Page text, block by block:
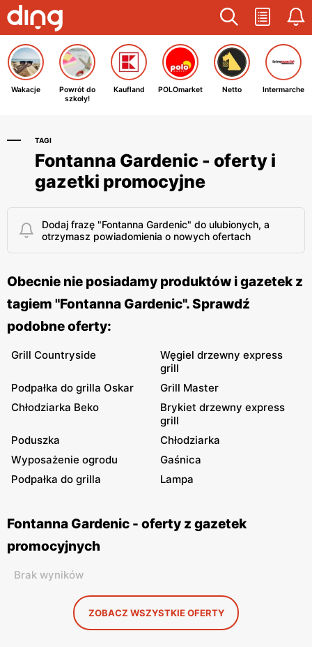
Wakacje
Powrót do
szkoły!
Kaufland POLOmarket Netto Intermarche
TAGI
Fontanna Gardenic - oferty i
gazetki promocyjne
Dodaj frazę "Fontanna Gardenic" do ulubionych, a
otrzymasz powiadomienia o nowych ofertach
Obecnie nie posiadamy produktów i gazetek z
tagiem "Fontanna Gardenic". Sprawdź
podobne oferty:
Grill Countryside
Węgiel drzewny express
grill
Podpałka do grilla Oskar
Grill Master
Chłodziarka Beko
Brykiet drzewny express
grill
Poduszka
Chłodziarka
Wyposażenie ogrodu
Gaśnica
Podpałka do grilla
Lampa
Fontanna Gardenic - oferty z gazetek
promocyjnych
Brak wyników
ZOBACZ WSZYSTKIE OFERTY